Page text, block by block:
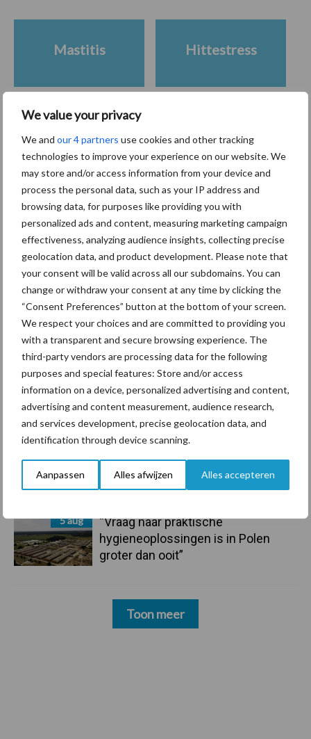
We value your privacy
We and our 4 partners use cookies and other tracking
technologies to improve your experience on our website. We
may store and/or access information from your device and
process the personal data, such as your IP address and
browsing data, for purposes like providing you with
personalized ads and content, measuring marketing campaign
effectiveness, analyzing audience insights, collecting precise
geolocation data, and product development. Please note that
your consent will be valid across all our subdomains. You can
change or withdraw your consent at any time by clicking the
“Consent Preferences” button at the bottom of your screen.
We respect your choices and are committed to providing you
with a transparent and secure browsing experience. The
third-party vendors are processing data for the following
purposes and special features: Store and/or access
information on a device, personalized advertising and content,
advertising and content measurement, audience research,
and services development, precise geolocation data, and
identification through device scanning.
Aanpassen Alles afwijzen Alles accepteren
Primaire
Sidebar
Recent nieuws Partner nieuws
7 aug
Grondstoffenmarkt blijft grillig:
droogte en geopolitiek houden
handel in de greep
7 aug
De speenhuid: een vaak
onderschatte risicofactor voor
mastitis
ForFarmers ziet volume en
marktaandeel groeien in krimpende
Nederlandse markt
langere levensduur
5 aug
“Vraag naar praktische
hygieneoplossingen is in Polen
groter dan ooit”
Toon meer
Mastitis Hittestress
Toon meer